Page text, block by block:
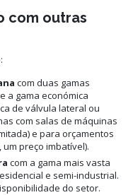
com outras
com duas gamas
a gama económica
de válvula lateral ou
com salas de máquinas
e para orçamentos
um preço imbatível).
com a gama mais vasta
e semi-industrial.
do setor.